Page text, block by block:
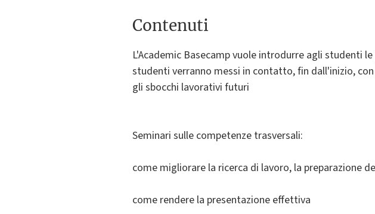
Contenuti
L'Academic Basecamp vuole introdurre agli studenti
studenti verranno messi in contatto, fin dall'inizio,
gli sbocchi lavorativi futuri
Seminari sulle competenze trasversali:
come migliorare la ricerca di lavoro, la preparazione
come rendere la presentazione effettiva